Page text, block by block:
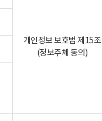
개인정보 보호법 제15조
(정보주체 동의)